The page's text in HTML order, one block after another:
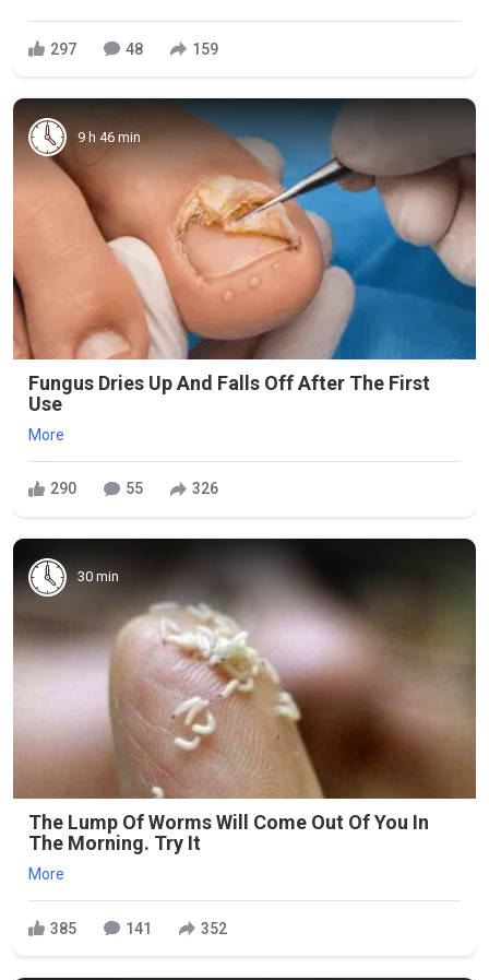
297 48 159
9 h 46 min
Fungus Dries Up And Falls Off After The First
Use
More
290 55 326
30 min
The Lump Of Worms Will Come Out Of You In
The Morning. Try It
More
385 141 352